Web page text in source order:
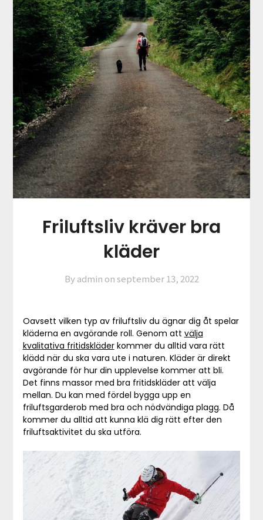
Friluftsliv kräver bra
kläder
By admin onseptember 13, 2022
Oavsett vilken typ av friluftsliv du ägnar dig åt spelar
kläderna en avgörande roll. Genom att välja
kvalitativa fritidskläderkommer du alltid vara rätt
klädd när du ska vara ute i naturen. Kläder är direkt
avgörande för hur din upplevelse kommer att bli.
Det finns massor med bra fritidskläder att välja
mellan. Du kan med fördel bygga upp en
friluftsgarderob med bra och nödvändiga plagg. Då
kommer du alltid att kunna klä dig rätt efter den
friluftsaktivitet du ska utföra.